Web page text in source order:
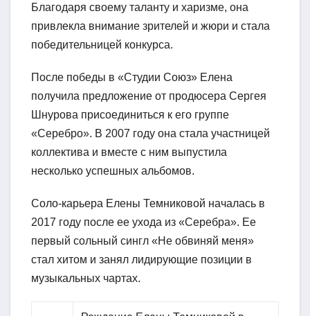
Благодаря своему таланту и харизме, она
привлекла внимание зрителей и жюри и стала
победительницей конкурса.
После победы в «Студии Союз» Елена
получила предложение от продюсера Сергея
Шнурова присоединиться к его группе
«Серебро». В 2007 году она стала участницей
коллектива и вместе с ним выпустила
несколько успешных альбомов.
Соло-карьера Елены Темниковой началась в
2017 году после ее ухода из «Серебра». Ее
первый сольный сингл «Не обвиняй меня»
стал хитом и занял лидирующие позиции в
музыкальных чартах.